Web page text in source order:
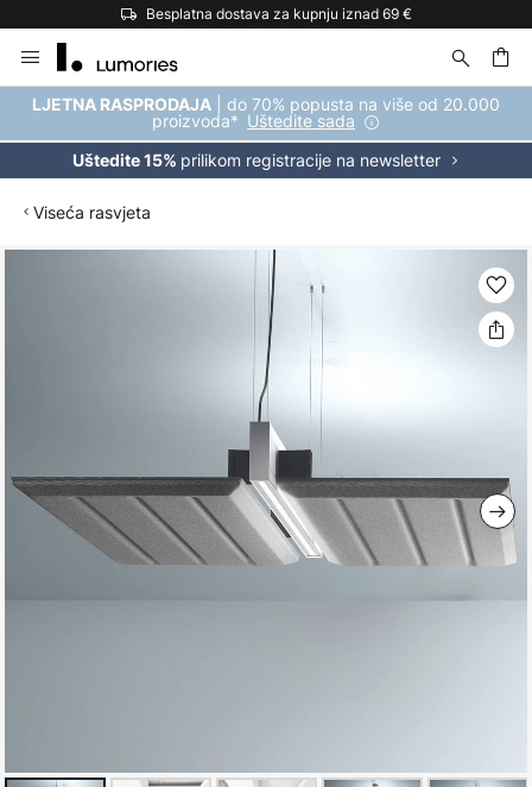
Besplatna dostava za kupnju iznad 69 €
to
Content
LJETNA RASPRODAJA | do 70% popusta na više od 20.000
proizvoda* Uštedite sada
Uštedite 15% prilikom registracije na newsletter
Viseća rasvjeta
gallery